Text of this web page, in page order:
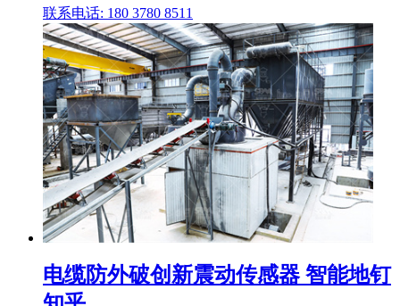
联系电话: 180 3780 8511
电缆防外破创新震动传感器 智能地钉